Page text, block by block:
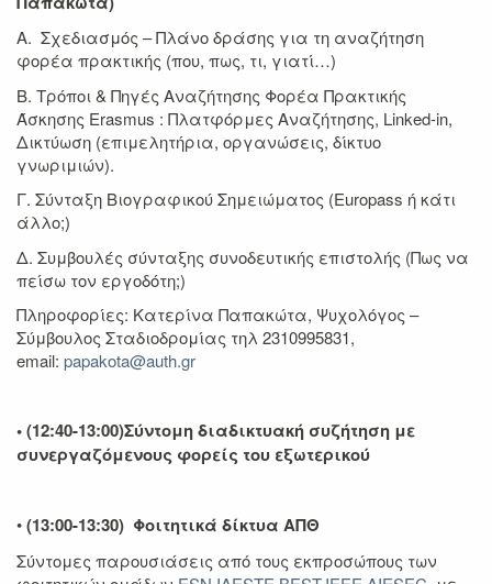
Α. Σχεδιασμός – Πλάνο δράσης για τη αναζήτηση
φορέα πρακτικής (που, πως, τι, γιατί…)
Β. Τρόποι & Πηγές Αναζήτησης Φορέα Πρακτικής
Άσκησης Erasmus : Πλατφόρμες Αναζήτησης, Linked-in,
Δικτύωση (επιμελητήρια, οργανώσεις, δίκτυο
γνωριμιών).
Γ. Σύνταξη Βιογραφικού Σημειώματος (Europass ή κάτι
άλλο;)
Δ. Συμβουλές σύνταξης συνοδευτικής επιστολής (Πως να
πείσω τον εργοδότη;)
Πληροφορίες: Κατερίνα Παπακώτα, Ψυχολόγος –
Σύμβουλος Σταδιοδρομίας τηλ 2310995831,
email: papakota@auth.gr
• (12:40-13:00)Σύντομη διαδικτυακή συζήτηση με
συνεργαζόμενους φορείς του εξωτερικού
•(13:00-13:30) Φοιτητικά δίκτυα ΑΠΘ
Σύντομες παρουσιάσεις από τους εκπροσώπους των